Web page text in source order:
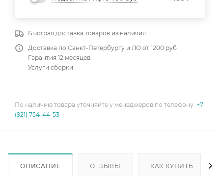
Быстрая доставка товаров из наличия
Доставка по Санкт-Петербургу и ЛО от 1200 руб
Гарантия 12 месяцев.
Услуги сборки
По наличию товара уточняйте у менеджеров по телефону: +7
(921) 754-44-53
ОПИСАНИЕ ОТЗЫВЫ КАК КУПИТЬ